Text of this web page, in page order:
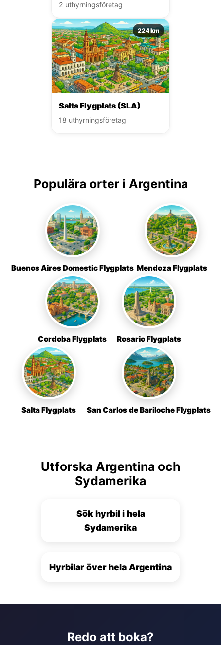
2 uthyrningsföretag
224 km
Salta Flygplats (SLA)
18 uthyrningsföretag
Populära orter i Argentina
Buenos Aires Domestic Flygplats Mendoza Flygplats
Cordoba Flygplats Rosario Flygplats
Salta Flygplats San Carlos de Bariloche Flygplats
Utforska Argentina och
Sydamerika
Sök hyrbil i hela
Sydamerika
Hyrbilar över hela Argentina
Redo att boka?